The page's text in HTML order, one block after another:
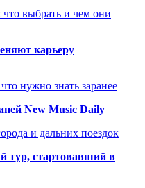
выбрать и чем они
карьеру
нужно знать заранее
New Music Daily
и дальних поездок
тур, стартовавший в